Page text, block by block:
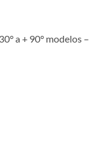
a + 90° modelos –